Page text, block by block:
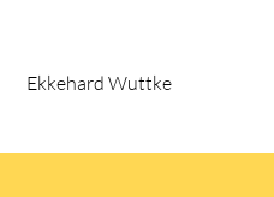
Ekkehard Wuttke